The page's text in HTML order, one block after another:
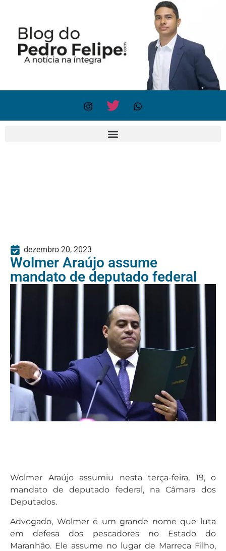
dezembro 20, 2023
Wolmer Araújo assume
mandato de deputado federal
Wolmer Araújo assumiu nesta terça-feira, 19, o
mandato de deputado federal, na Câmara dos
Deputados.
Advogado, Wolmer é um grande nome que luta
em defesa dos pescadores no Estado do
Maranhão. Ele assume no lugar de Marreca Filho,